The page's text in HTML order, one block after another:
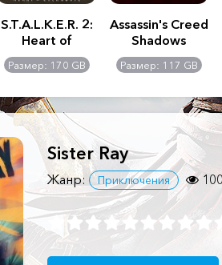
S.T.A.L.K.E.R. 2:
Heart of
Chernobyl -
Ultimate Edition
Размер: 170 GB
Assassin's Creed
Shadows
Размер: 117 GB
Sister Ray
Жанр: Приключения 100